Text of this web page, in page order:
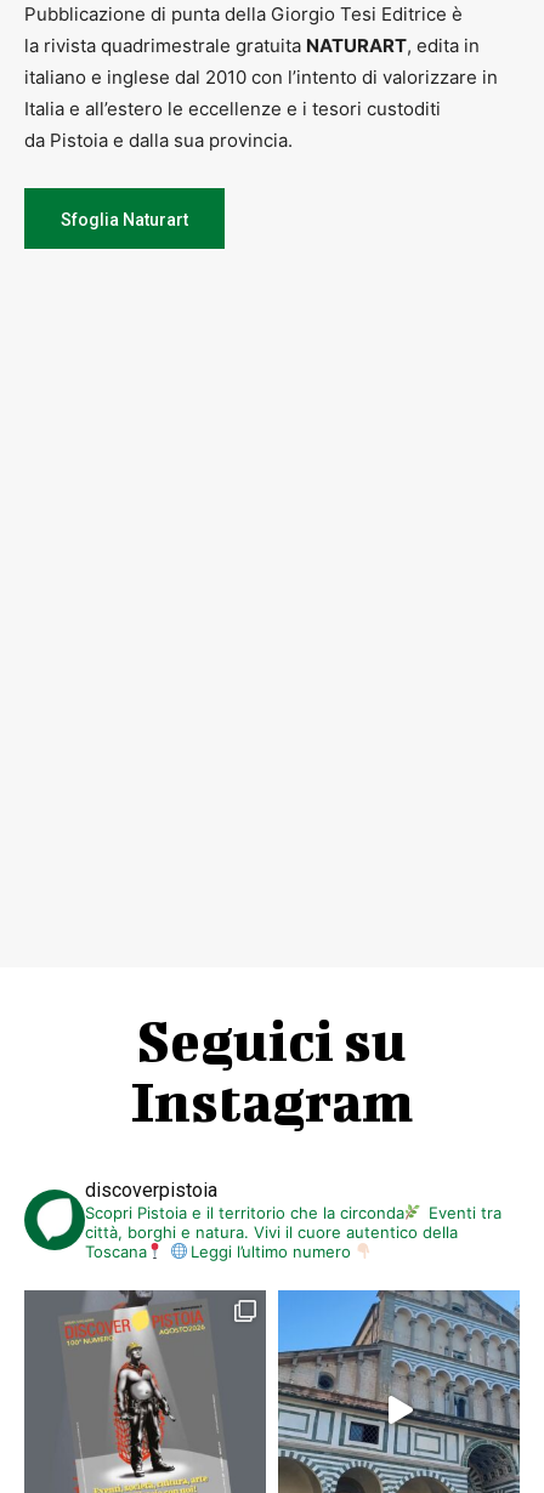
Pubblicazione di punta della Giorgio Tesi Editrice è
la rivista quadrimestrale gratuita NATURART, edita in
italiano e inglese dal 2010 con l’intento di valorizzare in
Italia e all’estero le eccellenze e i tesori custoditi
da Pistoia e dalla sua provincia.
Sfoglia Naturart
Seguici su
Instagram
discoverpistoia
Scopri Pistoia e il territorio che la circonda
Eventi tra
città, borghi e natura. Vivi il cuore autentico della
Toscana
Leggi l’ultimo numero